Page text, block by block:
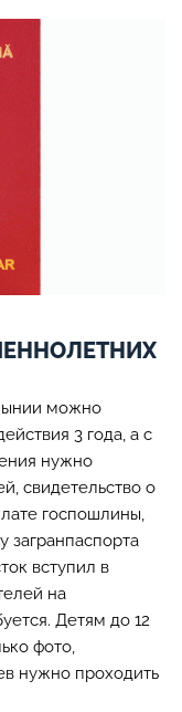
можно
3 года, а с
нужно
свидетельство о
госпошлины,
загранпаспорта
вступил в
на
Детям до 12
фото,
нужно проходить